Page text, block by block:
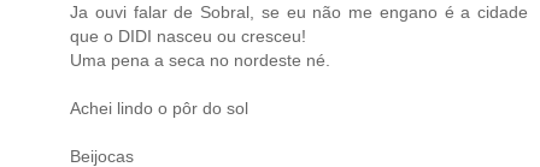
Ja ouvi falar de Sobral, se eu não me engano é a cidade
que o DIDI nasceu ou cresceu!
Uma pena a seca no nordeste né.
Achei lindo o pôr do sol
Beijocas